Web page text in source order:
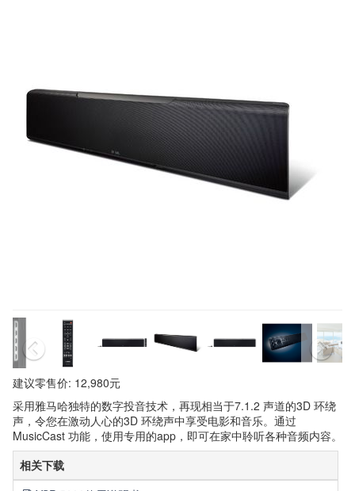
建议零售价: 12,980元
采用雅马哈独特的数字投音技术，再现相当于7.1.2 声道的3D 环绕
声，令您在激动人心的3D 环绕声中享受电影和音乐。通过
MusicCast 功能，使用专用的app，即可在家中聆听各种音频内容。
相关下载